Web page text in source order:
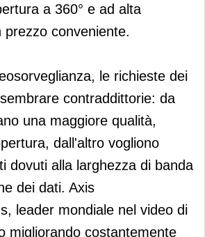
a 360° e ad alta
prezzo conveniente.
le richieste dei
contraddittorie: da
una maggiore qualità,
dall'altro vogliono
dovuti alla larghezza di banda
dei dati. Axis
leader mondiale nel video di
migliorando costantemente